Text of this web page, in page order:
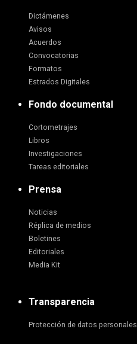
Dictámenes
Avisos
Acuerdos
Convocatorias
Formatos
Estrados Digitales
Fondo documental
Cortometrajes
Libros
Investigaciones
Tareas editoriales
Prensa
Noticias
Réplica de medios
Boletines
Editoriales
Media Kit
Transparencia
Protección de datos personales